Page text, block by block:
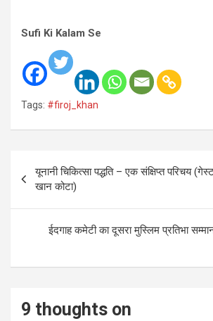
Sufi Ki Kalam Se
Tags: #firoj_khan
navigation
यूनानी चिकित्सा पद्धति – एक संक्षिप्त परिचय
खान कोटा)
ईदगाह कमेटी का दूसरा मुस्लिम प्रतिभा
9 thoughts on